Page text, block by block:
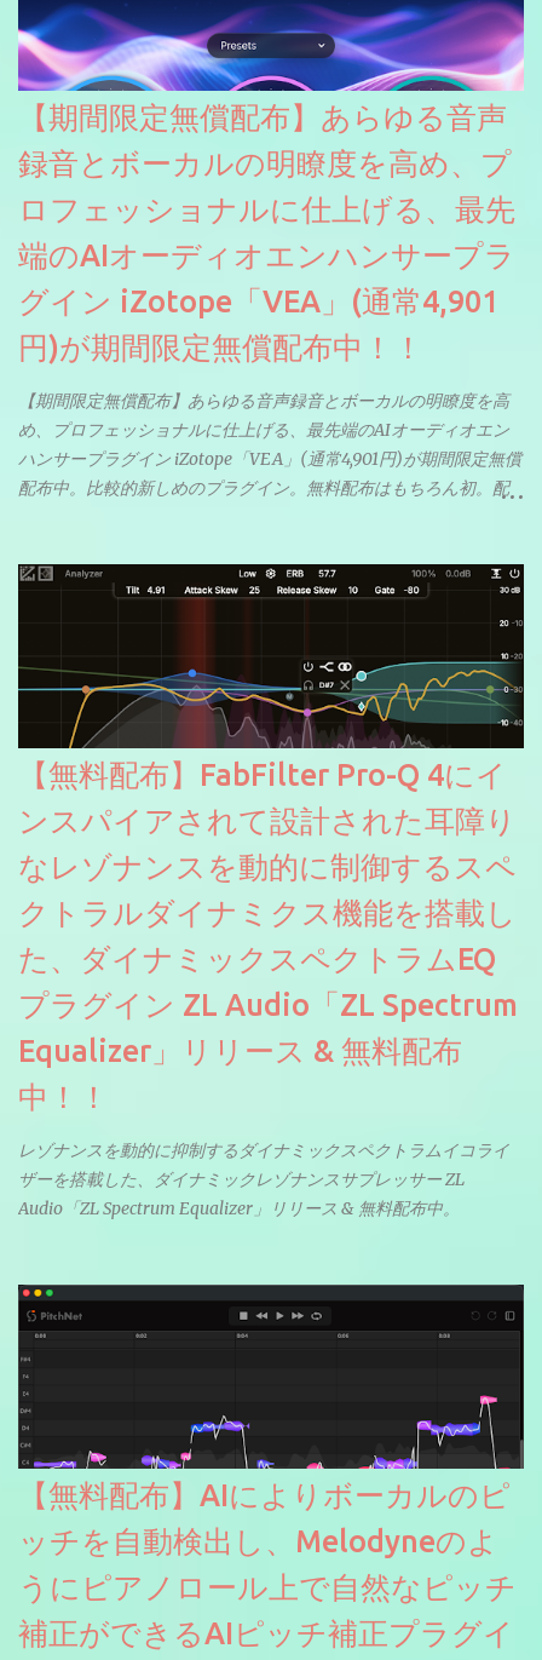
【期間限定無償配布】あらゆる音声
録音とボーカルの明瞭度を高め、プ
ロフェッショナルに仕上げる、最先
端のAIオーディオエンハンサープラ
グイン iZotope「VEA」(通常4,901
円)が期間限定無償配布中！！
【期間限定無償配布】あらゆる音声録音とボーカルの明瞭度を高
め、プロフェッショナルに仕上げる、最先端のAIオーディオエン
ハンサープラグイン iZotope「VEA」(通常4,901円)が期間限定無償
配布中。比較的新しめのプラグイン。無料配布はもちろん初。配
【無料配布】FabFilter Pro-Q 4にイ
ンスパイアされて設計された耳障り
なレゾナンスを動的に制御するスペ
クトラルダイナミクス機能を搭載し
た、ダイナミックスペクトラムEQ
プラグイン ZL Audio「ZL Spectrum
Equalizer」リリース & 無料配布
中！！
レゾナンスを動的に抑制するダイナミックスペクトラムイコライ
ザーを搭載した、ダイナミックレゾナンスサプレッサー ZL
Audio「ZL Spectrum Equalizer」リリース & 無料配布中。
【無料配布】AIによりボーカルのピ
ッチを自動検出し、Melodyneのよ
うにピアノロール上で自然なピッチ
補正ができるAIピッチ補正プラグイ